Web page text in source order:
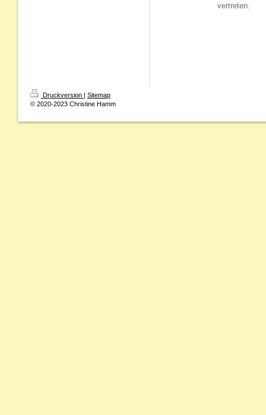
vertreten.
Druckversion | Sitemap
© 2020-2023 Christine Hamm